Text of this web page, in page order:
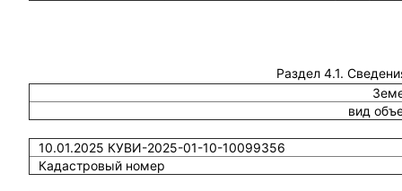
Раздел 4.1.
вид
10.01.2025 КУВИ-2025-01-10-10099356
Кадастровый номер